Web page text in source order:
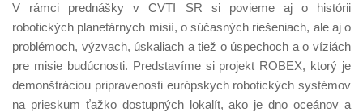
V rámci prednášky v CVTI SR si povieme aj o histórii
robotických planetárnych misií, o súčasných riešeniach, ale aj o
problémoch, výzvach, úskaliach a tiež o úspechoch a o víziách
pre misie budúcnosti. Predstavíme si projekt ROBEX, ktorý je
demonštráciou pripravenosti európskych robotických systémov
na prieskum ťažko dostupných lokalít, ako je dno oceánov a